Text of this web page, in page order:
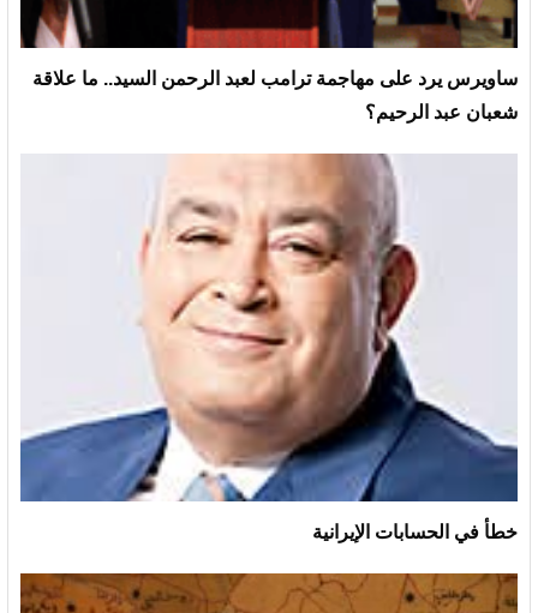
ساويرس يرد على مهاجمة ترامب لعبد الرحمن السيد.. ما علاقة
شعبان عبد الرحيم؟
خطأ في الحسابات الإيرانية